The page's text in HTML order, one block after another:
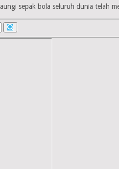
sepak bola seluruh dunia telah